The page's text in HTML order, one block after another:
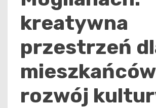
kreatywna
przestrzeń
rozwój